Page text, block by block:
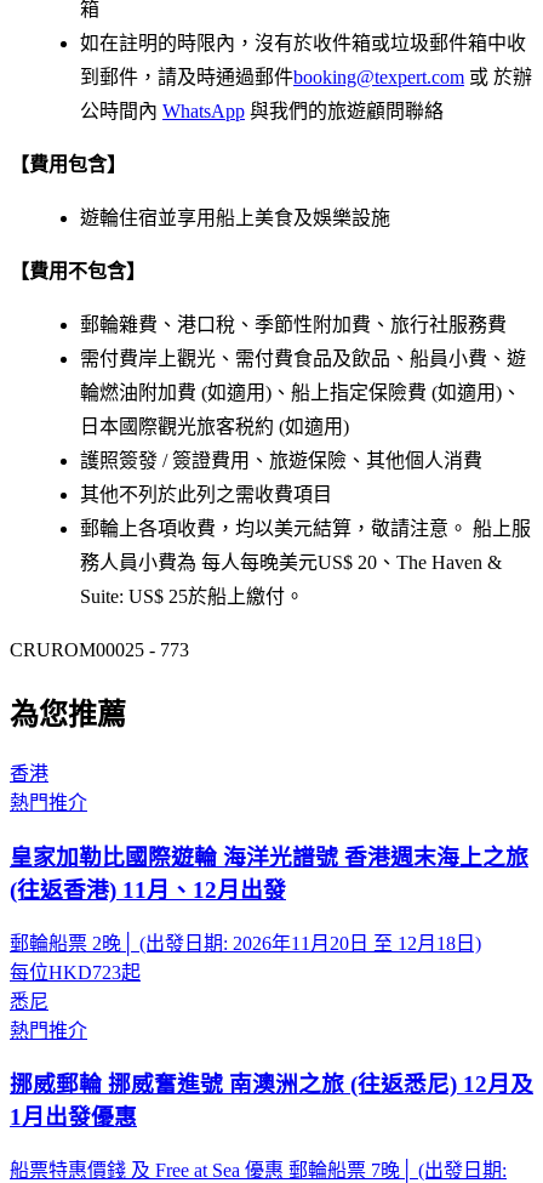
箱
如在註明的時限內，沒有於收件箱或垃圾郵件箱中收
到郵件，請及時通過郵件booking@texpert.com 或 於辦
公時間內 WhatsApp 與我們的旅遊顧問聯絡
【費用包含】
遊輪住宿並享用船上美食及娛樂設施
【費用不包含】
郵輪雜費、港口稅、季節性附加費、旅行社服務費
需付費岸上觀光、需付費食品及飲品、船員小費、遊
輪燃油附加費 (如適用)、船上指定保險費 (如適用)、
日本國際觀光旅客税約 (如適用)
護照簽發 / 簽證費用、旅遊保險、其他個人消費
其他不列於此列之需收費項目
郵輪上各項收費，均以美元結算，敬請注意。 船上服
務人員小費為 每人每晚美元US$ 20、The Haven &
Suite: US$ 25於船上繳付。
CRUROM00025 - 773
為您推薦
香港
熱門推介
皇家加勒比國際遊輪 海洋光譜號 香港週末海上之旅
(往返香港) 11月、12月出發
郵輪船票 2晚│ (出發日期: 2026年11月20日 至 12月18日)
每位HKD723起
悉尼
熱門推介
挪威郵輪 挪威奮進號 南澳洲之旅 (往返悉尼) 12月及
1月出發優惠
船票特惠價錢 及 Free at Sea 優惠 郵輪船票 7晚│ (出發日期: